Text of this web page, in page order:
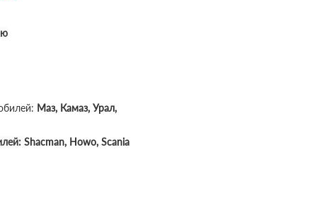
Маз, Камаз, Урал,
Shacman, Howo, Scania